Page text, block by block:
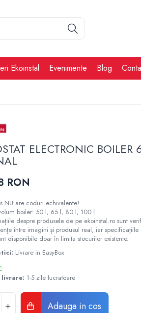
Ekoinstal Evenimente Blog
ELECTRONIC
RON
NU are coduri echivalente!
boiler: 50 l, 65 l, 80 l, 100 l
despre produsele de pe ekoinstal.ro sunt
între imagini și produsul real, iar
disponibile doar în limita stocurilor existente.
Livrare in EasyBox
1-5 zile lucratoare
Adauga in cos